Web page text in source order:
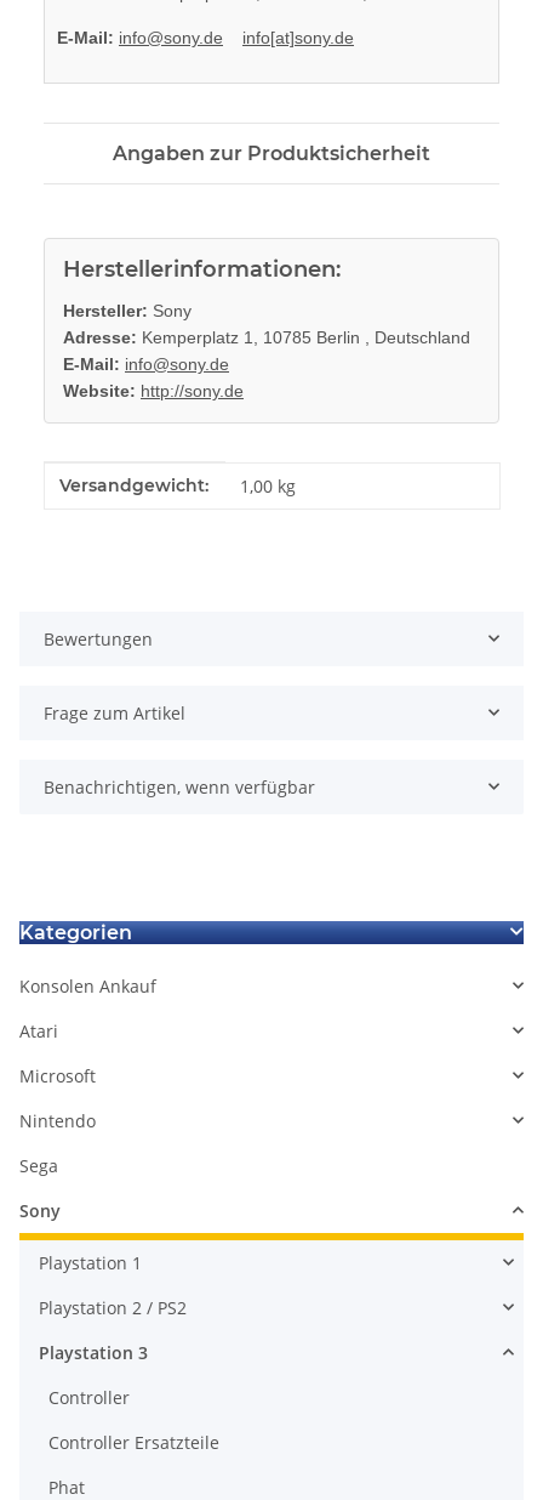
E-Mail: info@sony.de info[at]sony.de
Angaben zur Produktsicherheit
Herstellerinformationen:
Hersteller: Sony
Adresse: Kemperplatz 1, 10785 Berlin , Deutschland
E-Mail: info@sony.de
Website: http://sony.de
Produkteigenschaft
Wert
Versandgewicht: 1,00 kg
Bewertungen
Frage zum Artikel
Benachrichtigen, wenn verfügbar
Kategorien
Konsolen Ankauf
Atari
Microsoft
Nintendo
Sega
Sony
Playstation 1
Playstation 2 / PS2
Playstation 3
Controller
Controller Ersatzteile
Phat